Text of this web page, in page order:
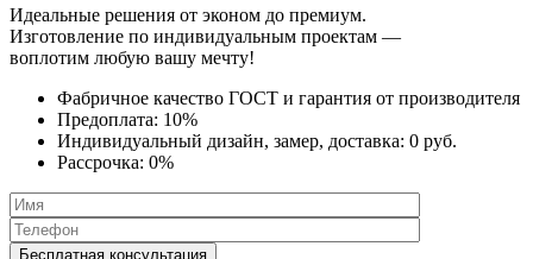
Идеальные решения от эконом до премиум.
Изготовление по индивидуальным проектам —
воплотим любую вашу мечту!
Фабричное качество ГОСТ и гарантия от производителя
Предоплата: 10%
Индивидуальный дизайн, замер, доставка: 0 руб.
Рассрочка: 0%